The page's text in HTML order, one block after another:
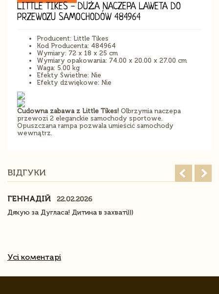
LITTLE TIKES - DUŻA NACZEPA LAWETA DO
PRZEWOZU SAMOCHODÓW 484964
Producent: Little Tikes
Kod Producenta: 484964
Wymiary: 72 x 18 x 25 cm
Wymiary opakowania: 74.00 x 20.00 x 27.00 cm
Waga: 5.00 kg
Efekty Świetlne: Nie
Efekty dźwiękowe: Nie
Cudowna zabawa z Little Tikes! Olbrzymia naczepa
przewozi 2 eleganckie samochody sportowe.
Opuszczana rampa pozwala umieścić samochody
wewnątrz.
ВІДГУКИ
ГЕННАДІЙ
22.02.2026
Дякую за Дугласа! Дитина в захваті)))
Усі коментарі